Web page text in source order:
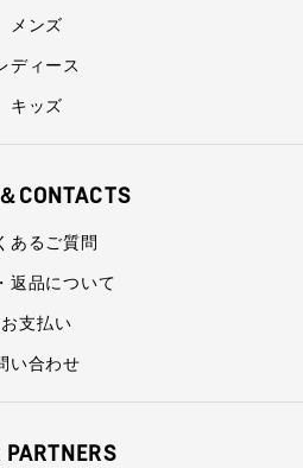
メンズ
ディース
キッズ
CONTACTS
あるご質問
返品について
お支払い
い合わせ
PARTNERS